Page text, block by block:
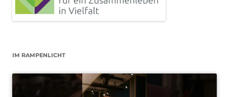
IM RAMPENLICHT